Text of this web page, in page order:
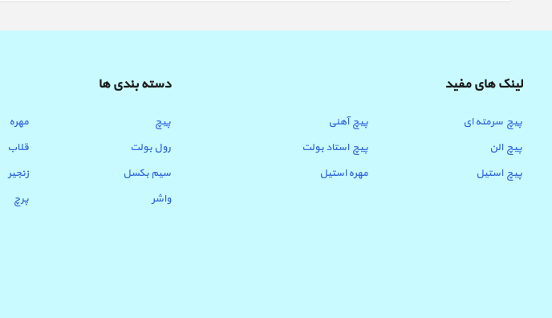
لینک های مفید
پیچ سرمته ای
پیچ آهنی
پیچ الن
پیچ استاد بولت
پیچ استیل
مهره استیل
دسته بندی ها
پیچ
مهره
رول بولت
قلاب
سیم بکسل
زنجیر
واشر
پرچ